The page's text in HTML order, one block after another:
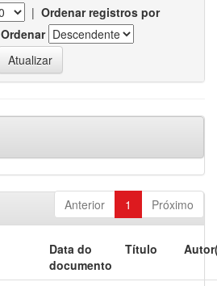
| Ordenar registros por
Ordenar
Anterior 1 Próximo
Data do
documento
Título